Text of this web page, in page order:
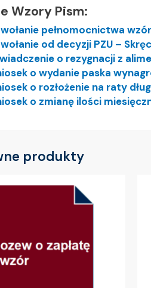
Wzory Pism:
pełnomocnictwa wzór
od decyzji PZU –
o rezygnacji z
o wydanie paska
o rozłożenie na raty
o zmianę ilości
produkty